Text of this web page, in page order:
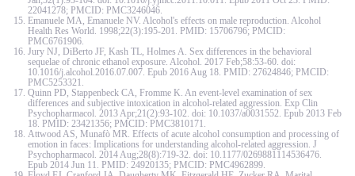
22041278; PMCID: PMC3246046.
Emanuele MA, Emanuele NV. Alcohol's effects on male reproduction. Alcohol
Health Res World. 1998;22(3):195-201. PMID: 15706796; PMCID:
PMC6761906.
Jury NJ, DiBerto JF, Kash TL, Holmes A. Sex differences in the behavioral
sequelae of chronic ethanol exposure. Alcohol. 2017 Feb;58:53-60. doi:
10.1016/j.alcohol.2016.07.007. Epub 2016 Aug 18. PMID: 27624846; PMCID:
PMC5253321.
Quinn PD, Stappenbeck CA, Fromme K. An event-level examination of sex
differences and subjective intoxication in alcohol-related aggression. Exp Clin
Psychopharmacol. 2013 Apr;21(2):93-102. doi: 10.1037/a0031552. Epub 2013 Feb
18. PMID: 23421356; PMCID: PMC3810171.
Attwood AS, Munafò MR. Effects of acute alcohol consumption and processing of
emotion in faces: Implications for understanding alcohol-related aggression. J
Psychopharmacol. 2014 Aug;28(8):719-32. doi: 10.1177/0269881114536476.
Epub 2014 Jun 11. PMID: 24920135; PMCID: PMC4962899.